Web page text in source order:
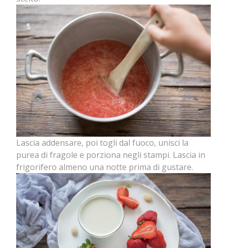
Lascia addensare, poi togli dal fuoco, unisci la
purea di fragole e porziona negli stampi. Lascia in
frigorifero almeno una notte prima di gustare.